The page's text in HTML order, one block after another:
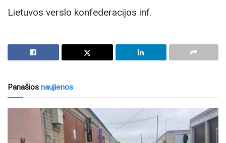
Lietuvos verslo konfederacijos inf.
Panašios naujienos